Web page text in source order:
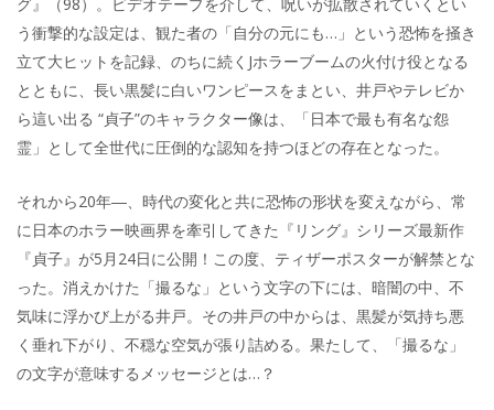
う衝撃的な設定は、観た者の「自分の元にも…」という恐怖を掻き
立て大ヒットを記録、のちに続くJホラーブームの火付け役となる
とともに、長い黒髪に白いワンピースをまとい、井戸やテレビか
ら這い出る “貞子”のキャラクター像は、「日本で最も有名な怨
霊」として全世代に圧倒的な認知を持つほどの存在となった。
それから20年―、時代の変化と共に恐怖の形状を変えながら、常
に日本のホラー映画界を牽引してきた『リング』シリーズ最新作
『貞子』が5月24日に公開！この度、ティザーポスターが解禁とな
った。消えかけた「撮るな」という文字の下には、暗闇の中、不
気味に浮かび上がる井戸。その井戸の中からは、黒髪が気持ち悪
く垂れ下がり、不穏な空気が張り詰める。果たして、「撮るな」
の文字が意味するメッセージとは…？